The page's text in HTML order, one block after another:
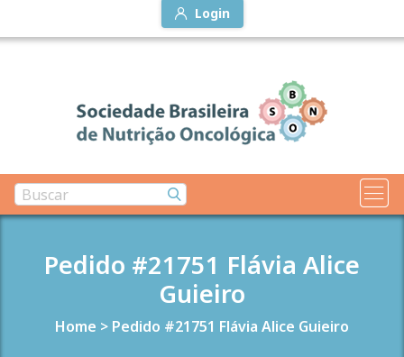
Login
Pedido #21751 Flávia Alice
Guieiro
Home > Pedido #21751 Flávia Alice Guieiro